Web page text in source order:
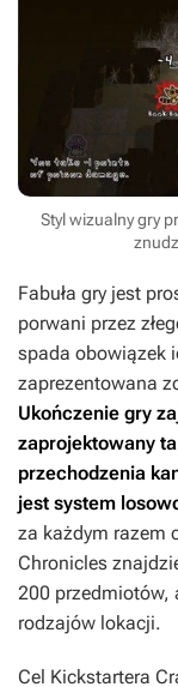
Styl wizualny gry
Fabuła gry jest
porwani przez
spada obowiązek
zaprezentowana
Ukończenie gry
zaprojektowany
przechodzenia
jest system
za każdym razem
Chronicles
200 przedmiotów,
rodzajów lokacji.
Cel Kickstartera